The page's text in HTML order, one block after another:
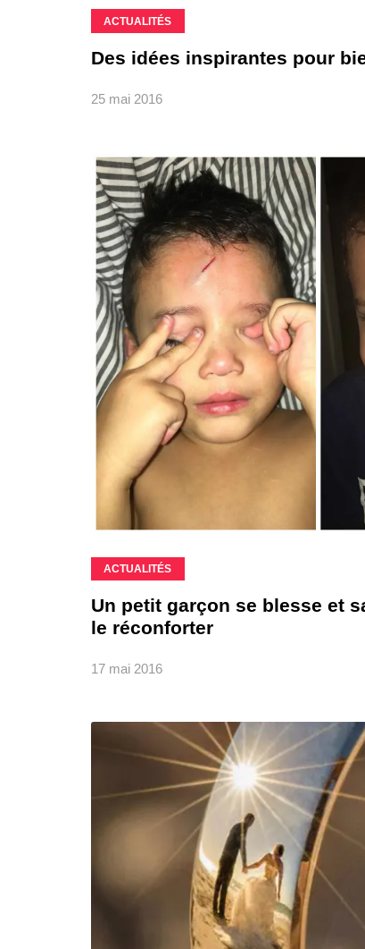
ACTUALITÉS
Des idées inspirantes pour
25 mai 2016
ACTUALITÉS
Un petit garçon se blesse et
le réconforter
17 mai 2016